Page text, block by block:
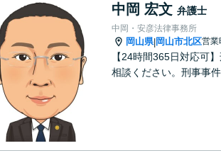
中岡 宏文 弁護士
中岡・安彦法律事務所
岡山県|岡山市北区営業
【24時間365日対応可
相談ください。刑事事